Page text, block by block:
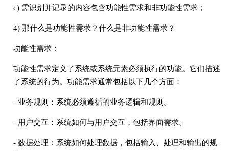
c) 需识别并记录的内容包含功能性需求和非功能性需求；
4) 那什么是功能性需求？什么是非功能性需求？
功能性需求：
功能性需求定义了系统或系统元素必须执行的功能。它们描述
了系统的行为。功能需求通常包括以下几个方面：
- 业务规则：系统必须遵循的业务逻辑和规则。
- 用户交互：系统如何与用户交互，包括界面需求。
- 数据处理：系统如何处理数据，包括输入、处理和输出的规